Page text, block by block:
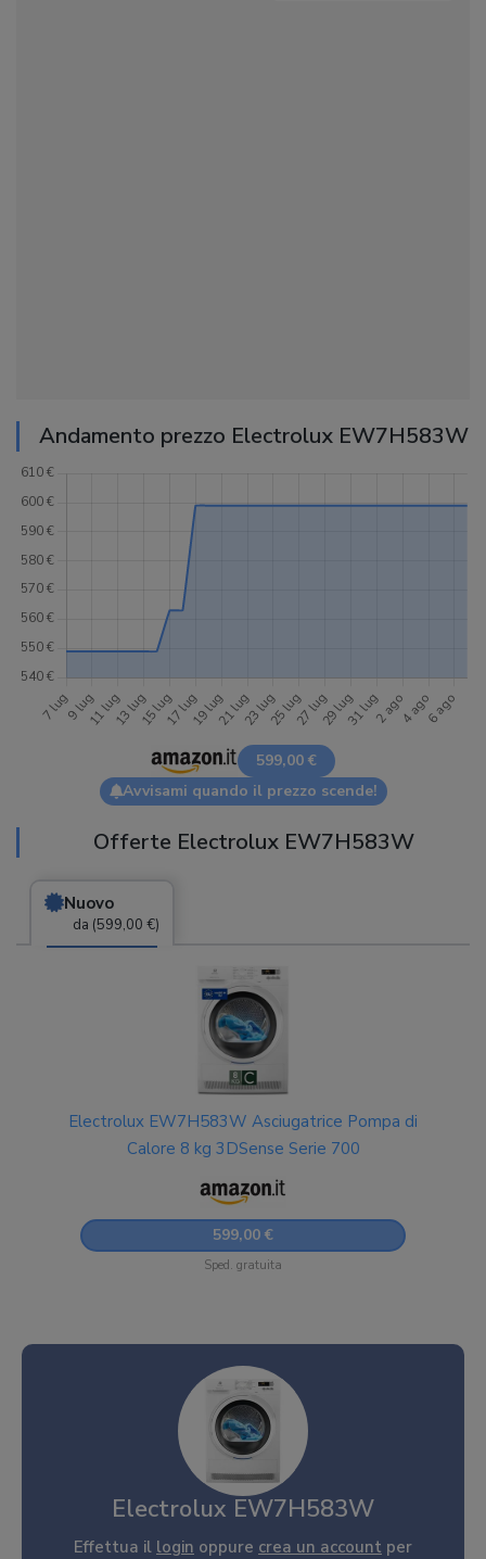
Andamento prezzo Electrolux EW7H583W
599,00 €
Avvisami quando il prezzo scende!
Offerte Electrolux EW7H583W
Nuovo
da (599,00 €)
Electrolux EW7H583W Asciugatrice Pompa di
Calore 8 kg 3DSense Serie 700
599,00 €
Sped. gratuita
Electrolux EW7H583W
Effettua il login oppure crea un account per